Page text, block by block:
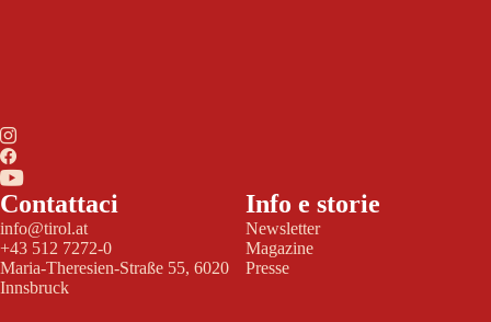
Contattaci
info@tirol.at
+43 512 7272-0
Maria-Theresien-Straße 55, 6020
Innsbruck
Info e storie
Newsletter
Magazine
Presse